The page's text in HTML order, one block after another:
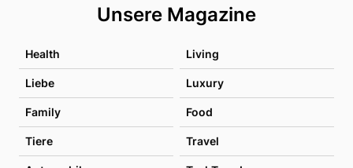
Unsere Magazine
Health Living
Liebe Luxury
Family Food
Tiere Travel